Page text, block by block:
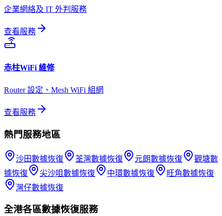
企業網絡及 IT 外判服務
查看服務
赤柱WiFi 維修
Router 設定、Mesh WiFi 組網
查看服務
熱門服務地區
沙田數據恢復 荃灣數據恢復 元朗數據恢復 觀塘數
據恢復
尖沙咀數據恢復 中環數據恢復 旺角數據恢復
灣仔數據恢復
全港各區數據恢復服務